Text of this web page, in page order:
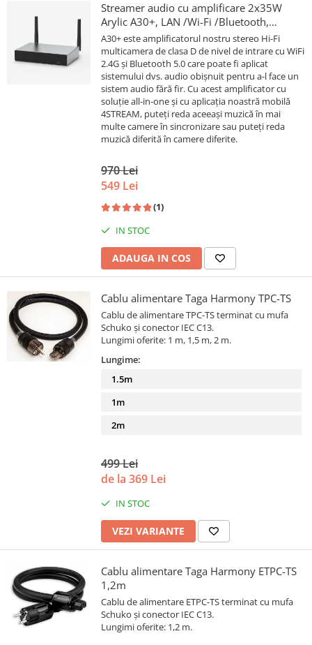
Streamer audio cu amplificare 2x35W
Arylic A30+, LAN /Wi-Fi /Bluetooth,
24bit/192kHz, Multiroom
A30+ este amplificatorul nostru stereo Hi-Fi
multicamera de clasa D de nivel de intrare cu WiFi
2.4G și Bluetooth 5.0 care poate fi aplicat
sistemului dvs. audio obișnuit pentru a-l face un
sistem audio fără fir. Cu acest amplificator cu
soluție all-in-one și cu aplicația noastră mobilă
4STREAM, puteți reda aceeași muzică în mai
multe camere în sincronizare sau puteți reda
muzică diferită în camere diferite.
970 Lei
549 Lei
(1)
IN STOC
ADAUGA IN COS
Cablu alimentare Taga Harmony TPC-TS
Cablu de alimentare TPC-TS terminat cu mufa
Schuko și conector IEC C13.
Lungimi oferite: 1 m, 1,5 m, 2 m.
Lungime:
1.5m
1m
2m
499 Lei
de la 369 Lei
IN STOC
VEZI VARIANTE
Cablu alimentare Taga Harmony ETPC-TS
1,2m
Cablu de alimentare ETPC-TS terminat cu mufa
Schuko și conector IEC C13.
Lungimi oferite: 1,2 m.